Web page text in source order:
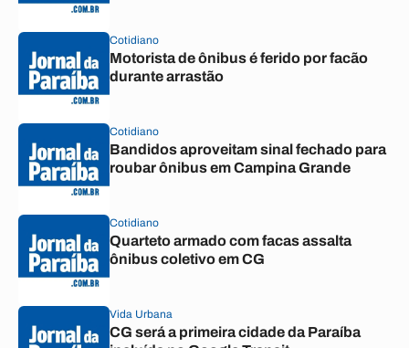
Cotidiano
Motorista de ônibus é ferido por facão
durante arrastão
Cotidiano
Bandidos aproveitam sinal fechado para
roubar ônibus em Campina Grande
Cotidiano
Quarteto armado com facas assalta
ônibus coletivo em CG
Vida Urbana
CG será a primeira cidade da Paraíba